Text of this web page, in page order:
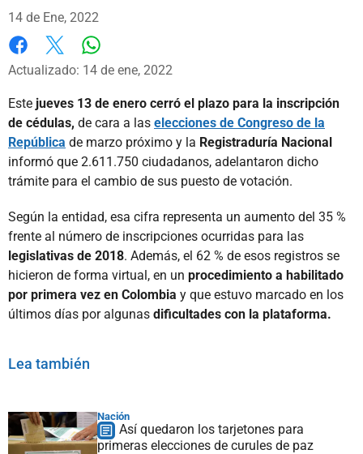
14 de Ene, 2022
Facebook
X
Actualizado: 14 de ene, 2022
Este jueves 13 de enero cerró el plazo para la inscripción
de cédulas, de cara a las elecciones de Congreso de la
República de marzo próximo y la Registraduría Nacional
informó que 2.611.750 ciudadanos, adelantaron dicho
trámite para el cambio de sus puesto de votación.
Según la entidad, esa cifra representa un aumento del 35 %
frente al número de inscripciones ocurridas para las
legislativas de 2018. Además, el 62 % de esos registros se
hicieron de forma virtual, en un procedimiento a habilitado
por primera vez en Colombia y que estuvo marcado en los
últimos días por algunas dificultades con la plataforma.
Lea también
Nación
Así quedaron los tarjetones para
primeras elecciones de curules de paz